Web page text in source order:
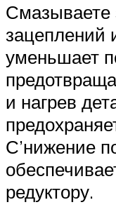
Смазываете
зацеплений
уменьшает
и нагрев
С’нижение
редуктору.